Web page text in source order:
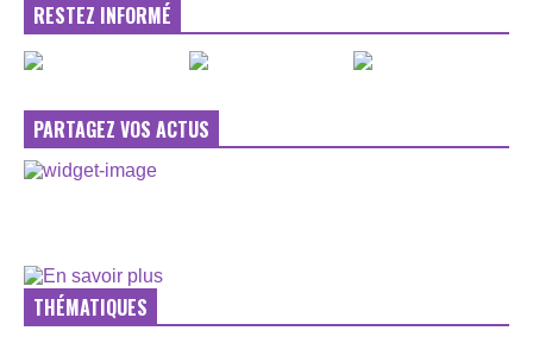
RESTEZ INFORMÉ
PARTAGEZ VOS ACTUS
THÉMATIQUES